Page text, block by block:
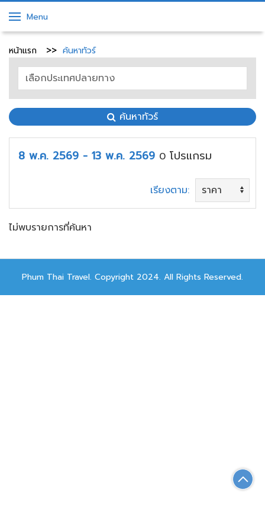
Menu
หน้าแรก ค้นหาทัวร์
ค้นหาทัวร์
8 พ.ค. 2569 - 13 พ.ค. 2569 0 โปรแกรม
เรียงตาม:
ไม่พบรายการที่ค้นหา
Phum Thai Travel. Copyright 2024. All Rights Reserved.